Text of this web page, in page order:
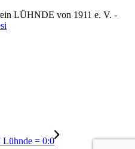
LÜHNDE von 1911 e. V. -
Lühnde = 0:0